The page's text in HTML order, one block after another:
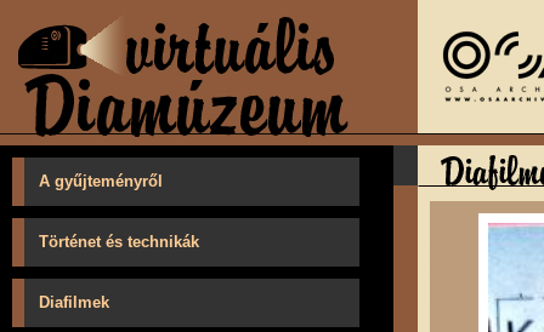
A gyűjteményről
Történet és technikák
Diafilmek